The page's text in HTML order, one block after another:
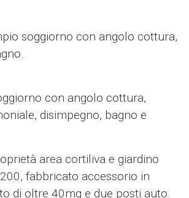
soggiorno con angolo cottura,
con angolo cottura,
disimpegno, bagno e
area cortiliva e giardino
fabbricato accessorio in
di oltre 40mq e due posti auto.